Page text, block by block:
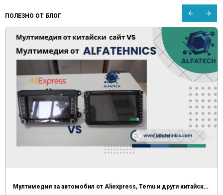
ПОЛЕЗНО ОТ БЛОГ
Мултимедия за автомобил от Aliexpress, Temu и други китайски сайтове